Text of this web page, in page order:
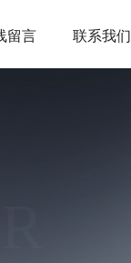
留言 联系我们